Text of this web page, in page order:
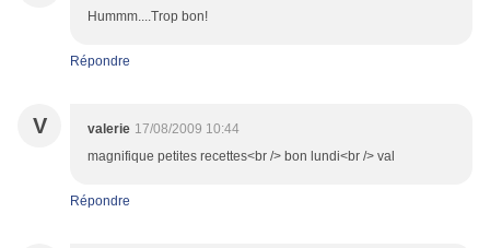
Hummm....Trop bon!
Répondre
V valerie 17/08/2009 10:44
magnifique petites recettes<br /> bon lundi<br /> val
Répondre